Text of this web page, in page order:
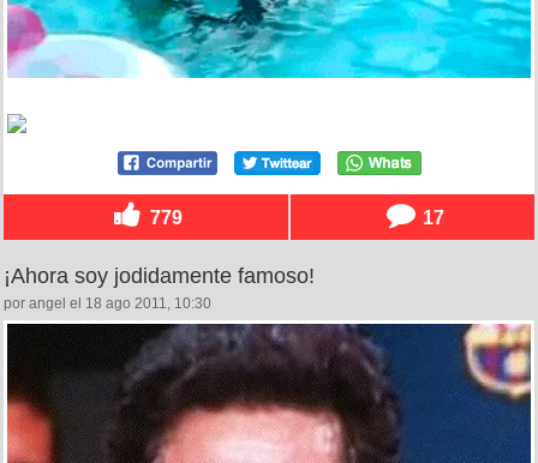
779 17
¡Ahora soy jodidamente famoso!
por angel el 18 ago 2011, 10:30